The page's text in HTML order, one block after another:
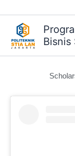
to
content
Bisnis